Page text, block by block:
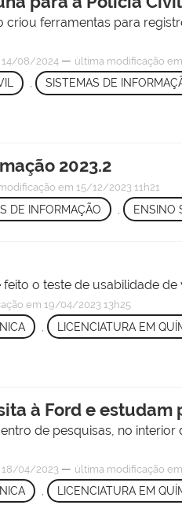
ferramentas para
14/08/2024 — última modificação
, SISTEMAS DE
2023.2
em 15/12/2023 11h21
DE INFORMAÇÃO ENSINO
o teste de usabilidade
em 19/04/2023 13h25
LICENCIATURA EM
à Ford e
de pesquisas, no
18/04/2023 — última modificação
LICENCIATURA EM